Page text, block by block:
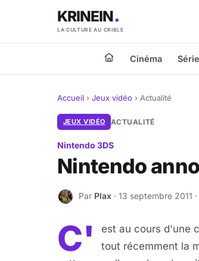
KRINEIN
LA CULTURE AU CRIBLE
Cinéma
Accueil › Jeux vidéo › Actualité
JEUX VIDÉO ACTUALITÉ
Nintendo 3DS
Nintendo
P Par Plax · 13 septembre 2011
C'
est au cours d'une
tout récemment la